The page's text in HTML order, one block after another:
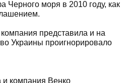
Черного моря в 2010 году, как
представила и на
Украины проигнорировало
и компания Венко